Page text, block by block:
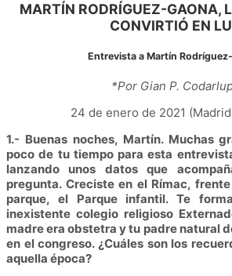
MARTÍN RODRÍGUEZ-GAONA,
CONVIRTIÓ EN
Entrevista a Martín
*Por Gian P.
24 de enero de 2021
1.- Buenas noches, Martín. Muchas
poco de tu tiempo para esta
lanzando unos datos que
pregunta. Creciste en el Rímac,
parque, el Parque infantil. Te
inexistente colegio religioso
madre era obstetra y tu padre natural
en el congreso. ¿Cuáles son los
aquella época?